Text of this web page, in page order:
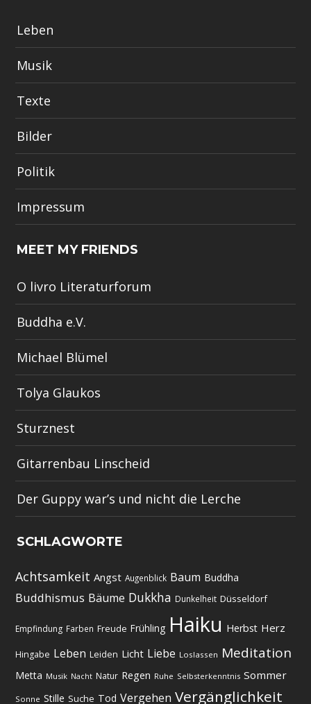
Leben
Musik
Texte
Bilder
Politik
Impressum
MEET MY FRIENDS
O livro Literaturforum
Buddha e.V.
Michael Blümel
Tolya Glaukos
Sturznest
Gitarrenbau Linscheid
Der Guppy war’s und nicht die Lerche
SCHLAGWORTE
Achtsamkeit Angst Augenblick Baum Buddha
Buddhismus Bäume Dukkha Dunkelheit Düsseldorf
Empfindung Farben Freude Frühling Haiku Herbst Herz
Hingabe Leben Leiden Licht Liebe Loslassen Meditation
Metta Musik Nacht Natur Regen Ruhe Selbsterkenntnis Sommer
Sonne Stille Suche Tod Vergehen Vergänglichkeit